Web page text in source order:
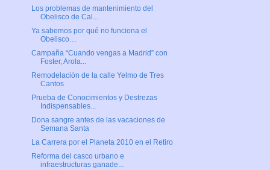
Los problemas de mantenimiento del
Obelisco de Cal...
Ya sabemos por qué no funciona el
Obelisco…
Campaña “Cuando vengas a Madrid” con
Foster, Arola...
Remodelación de la calle Yelmo de Tres
Cantos
Prueba de Conocimientos y Destrezas
Indispensables...
Dona sangre antes de las vacaciones de
Semana Santa
La Carrera por el Planeta 2010 en el Retiro
Reforma del casco urbano e
infraestructuras ganade...